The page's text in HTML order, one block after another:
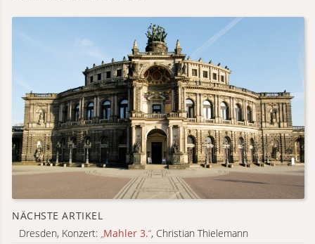
NÄCHSTE ARTIKEL
Dresden, Konzert: Mahler 3.“, Christian Thielemann